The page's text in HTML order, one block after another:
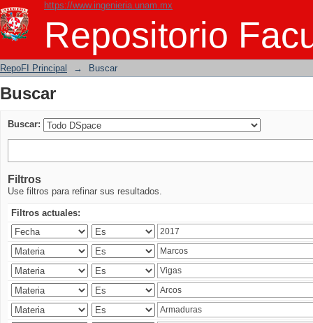
https://www.ingenieria.unam.mx
Repositorio
Buscar
RepoFI Principal → Buscar
Buscar
Buscar:
Filtros
Use filtros para refinar sus resultados.
Filtros actuales: